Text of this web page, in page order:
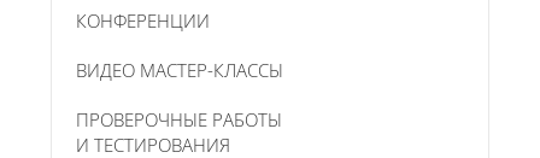
КОНФЕРЕНЦИИ
ВИДЕО МАСТЕР-КЛАССЫ
ПРОВЕРОЧНЫЕ РАБОТЫ
И ТЕСТИРОВАНИЯ